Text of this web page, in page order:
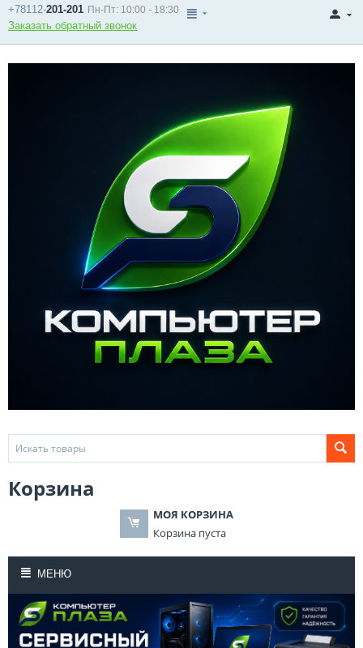
+78112-201-201 Пн-Пт: 10:00 - 18:30
Заказать обратный звонок
Корзина
МОЯ КОРЗИНА
Корзина пуста
МЕНЮ